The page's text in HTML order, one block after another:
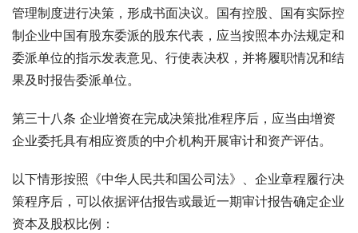
管理制度进行决策，形成书面决议。国有控股、国有实际控
制企业中国有股东委派的股东代表，应当按照本办法规定和
委派单位的指示发表意见、行使表决权，并将履职情况和结
果及时报告委派单位。
第三十八条 企业增资在完成决策批准程序后，应当由增资
企业委托具有相应资质的中介机构开展审计和资产评估。
以下情形按照《中华人民共和国公司法》、企业章程履行决
策程序后，可以依据评估报告或最近一期审计报告确定企业
资本及股权比例：